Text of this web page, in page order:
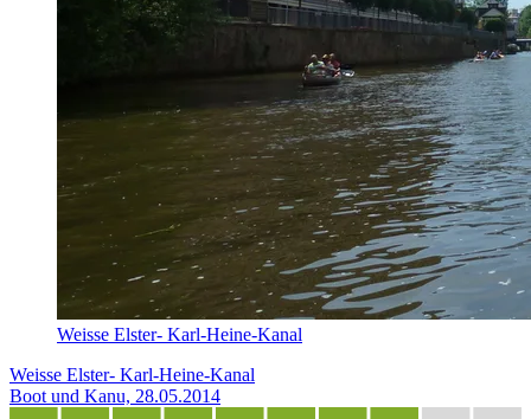
Weisse Elster- Karl-Heine-Kanal
Weisse Elster- Karl-Heine-Kanal
Boot und Kanu, 28.05.2014